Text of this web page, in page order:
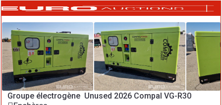
Groupe électrogène Unused 2026 Compal VG-R30